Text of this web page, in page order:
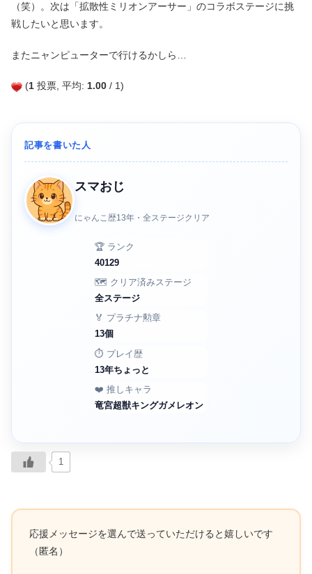
（笑）。次は「拡散性ミリオンアーサー」のコラボステージに挑
戦したいと思います。
またニャンピューターで行けるかしら…
(1 投票, 平均: 1.00 / 1)
記事を書いた人
スマおじ
にゃんこ歴13年・全ステージクリア
🏆 ランク
40129
🗺️ クリア済みステージ
全ステージ
🏅 プラチナ勲章
13個
⏱️ プレイ歴
13年ちょっと
❤️ 推しキャラ
竜宮超獣キングガメレオン
1
応援メッセージを選んで送っていただけると嬉しいです
（匿名）